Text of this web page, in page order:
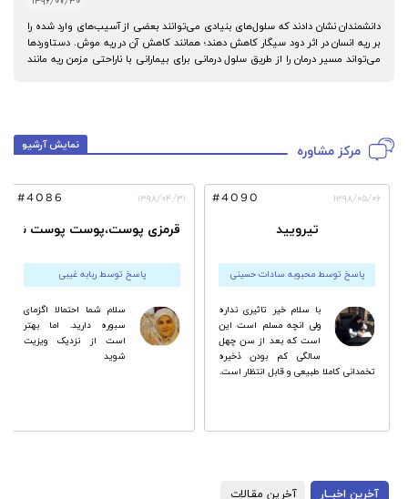
نشان دادند که سلول‌های بنیادی می‌توانند بعضی از آسیب‌های وارد شده را
ریه انسان در اثر دود سیگار کاهش دهند؛ همانند کاهش آن در ریه موش. دستاوردها
مسیر درمان را از طریق سلول درمانی برای بیمارانی با ناراحتی مزمن ریه مانند
مرکز مشاوره نمایش آرشیو
تیرویید
پاسخ توسط محبوبه سادات حسینی
۰۵/۰۶ #4090
با سلام خیر تاثیری نداره
ولی انچه مسلم است این
است که بعد از سن چهل
سالگی کم بودن ذخیره
تخمدانی کاملا طبیعی و قابل انتظار است.
قرمزی پوست،پوست پوست شدن و
پاسخ توسط ربابه غیبی
۱۳۹۸/۰۴/۳۱ #4086
سلام شما احتمالا اگزماى
سبوره دارید. اما بهتر
است از نزدیک ویزیت
اخبــار آخرین مقـالات